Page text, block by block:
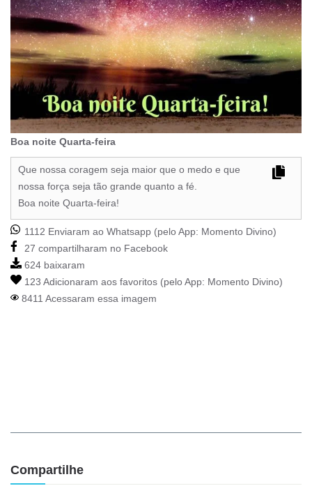
Boa noite Quarta-feira
Que nossa coragem seja maior que o medo e que
nossa força seja tão grande quanto a fé.
Boa noite Quarta-feira!
1112 Enviaram ao Whatsapp (pelo App: Momento Divino)
27 compartilharam no Facebook
624 baixaram
123 Adicionaram aos favoritos (pelo App: Momento Divino)
8411 Acessaram essa imagem
Compartilhe